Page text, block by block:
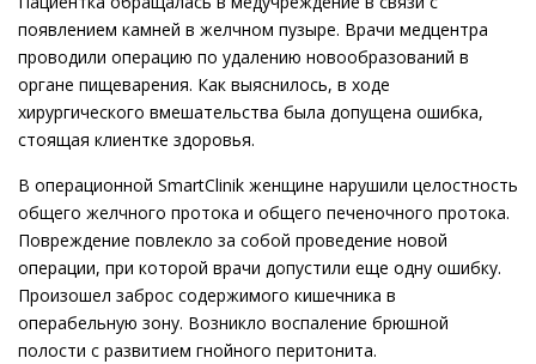
появлением камней в желчном пузыре. Врачи медцентра
проводили операцию по удалению новообразований в
органе пищеварения. Как выяснилось, в ходе
хирургического вмешательства была допущена ошибка,
стоящая клиентке здоровья.
В операционной SmartClinik женщине нарушили целостность
общего желчного протока и общего печеночного протока.
Повреждение повлекло за собой проведение новой
операции, при которой врачи допустили еще одну ошибку.
Произошел заброс содержимого кишечника в
операбельную зону. Возникло воспаление брюшной
полости с развитием гнойного перитонита.